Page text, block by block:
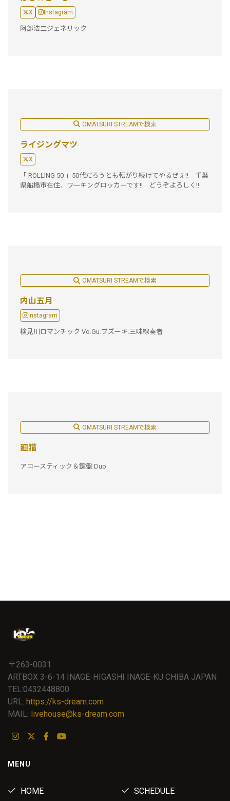
X Instagram
阿部浩二ジェネリック
OMATSURI STREAMで検索
ライジングマツ
X
「 ROLLING 50 」50代だろうとも転がり続けてやるぜぇ‼ 千葉
県船橋市在住、ワ―キングロッカーです!! どうぞよろしく!!
OMATSURI STREAMで検索
内山五月
Instagram
検見川ロマンチック Vo.Gu.ブズーキ.三味線奏者
OMATSURI STREAMで検索
廻猫
アコースティック＆鍵盤 Duo
〒263-0031
ARTBOX 3-6-14 INAGE-HIGASHI INAGE-KU CHIBA JAPAN
TEL:0432448800
URL: https://ks-dream.com
MAIL: livehouse@ks-dream.com
MENU
HOME SCHEDULE